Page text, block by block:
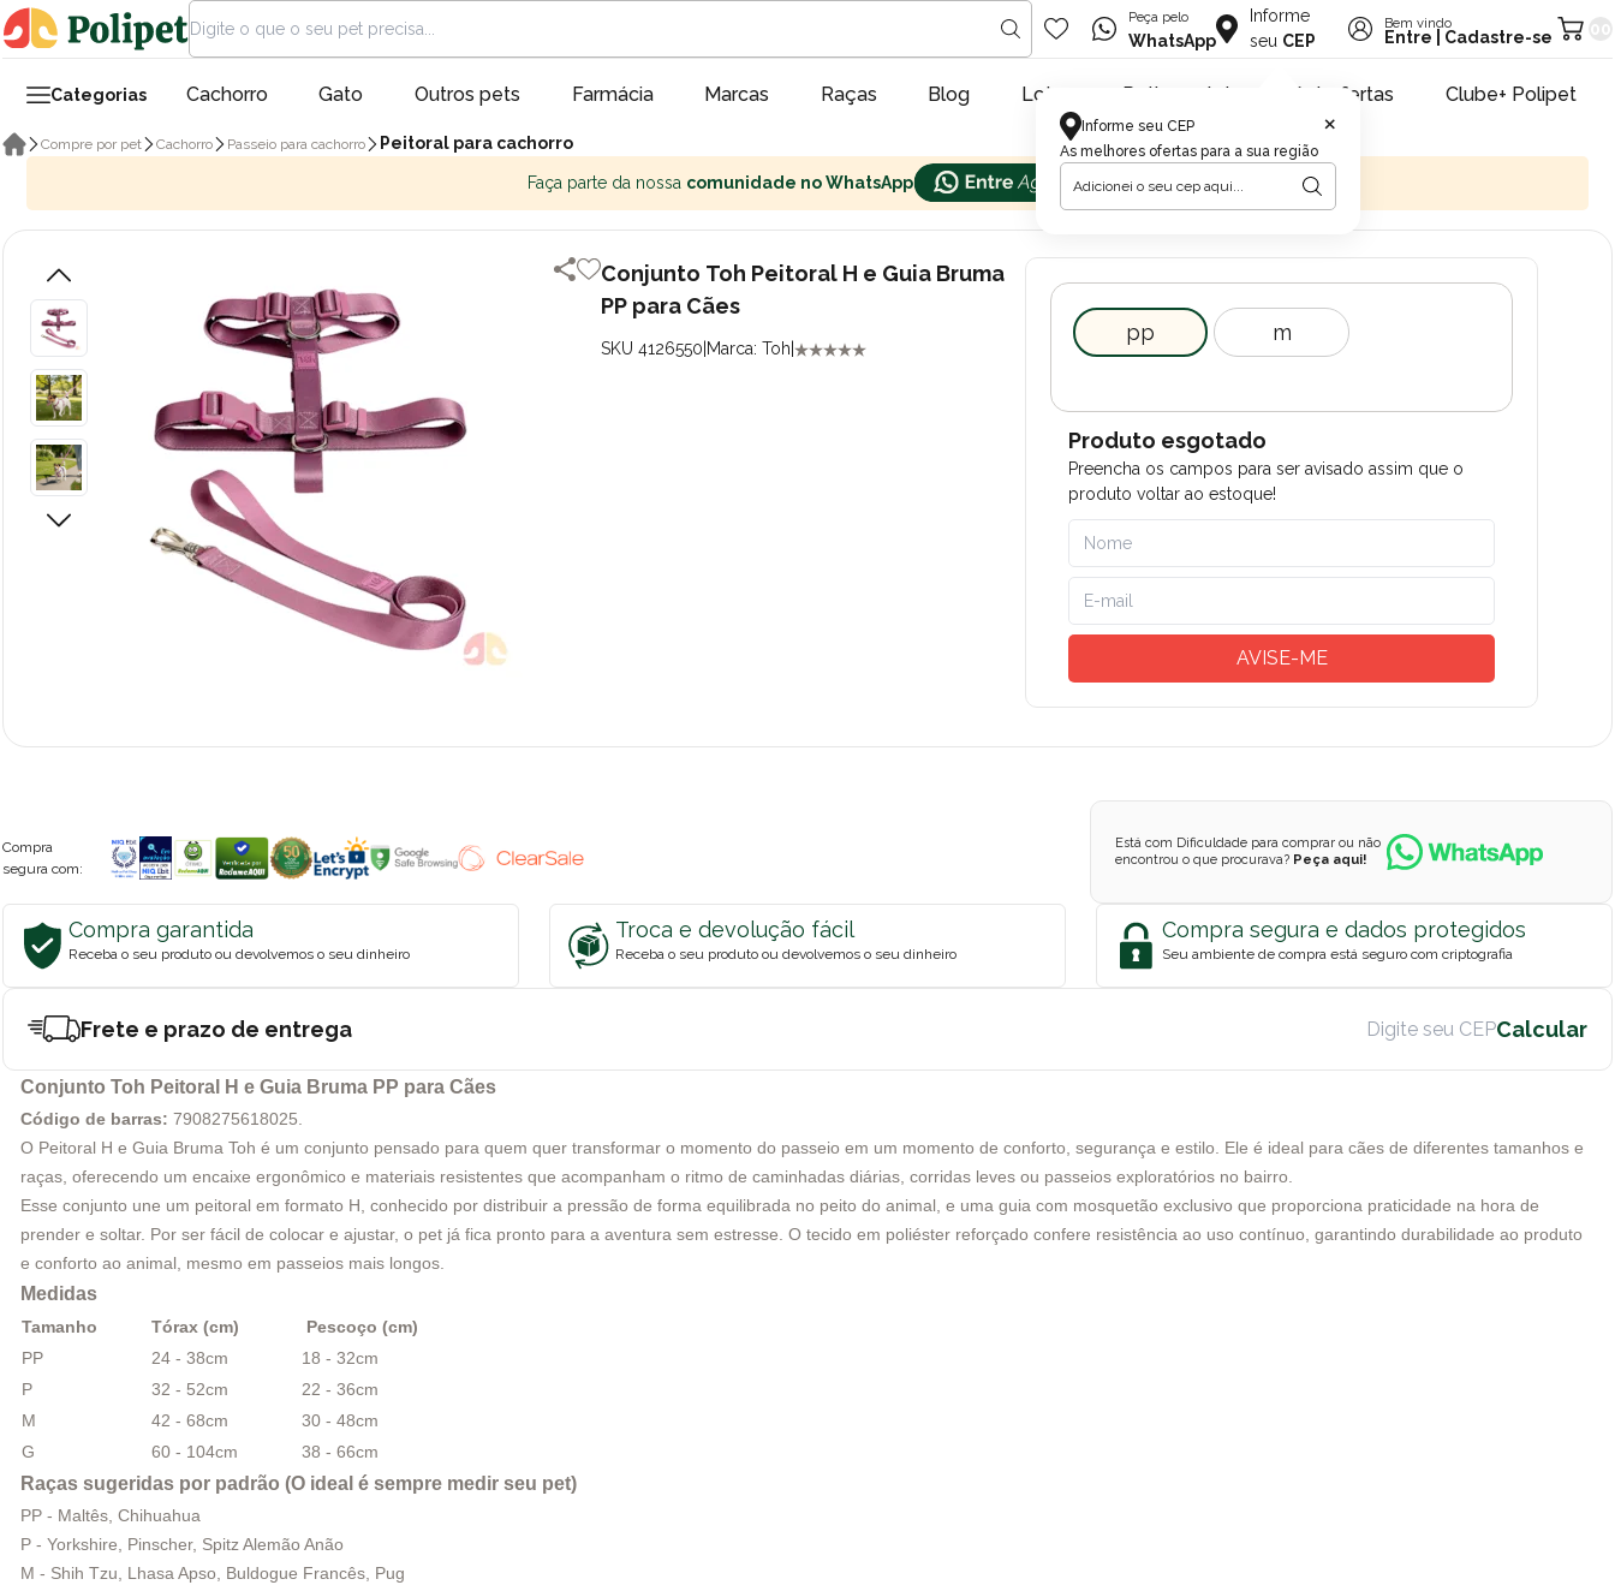
Peça pelo
WhatsApp
Informe
seu CEP
Informe seu CEP
As melhores ofertas para a sua região
×
Bem vindo
Entre Cadastre-se
Categorias Cachorro Gato Outros pets Farmácia Marcas Raças Blog Lojas Retire na loja Pet ofertas Clube+ Polipet
Faça parte da nossa comunidade no WhatsApp
Compre por pet Cachorro Passeio para cachorro Peitoral para cachorro
Conjunto Toh Peitoral H e Guia Bruma
PP para Cães
SKU 4126550 Marca: Toh |
pp m
Produto esgotado
Preencha os campos para ser avisado assim que o
produto voltar ao estoque!
AVISE-ME
Compra
segura com:
Está com Dificuldade para comprar ou não
encontrou o que procurava? Peça aqui!
Compra garantida
Receba o seu produto ou devolvemos o seu dinheiro
Troca e devolução fácil
Receba o seu produto ou devolvemos o seu dinheiro
Compra segura e dados protegidos
Seu ambiente de compra está seguro com criptografia
Frete e prazo de entrega
Conjunto Toh Peitoral H e Guia Bruma PP para Cães
Código de barras: 7908275618025
O Peitoral H e Guia Bruma Toh é um conjunto pensado para quem quer transformar o momento do passeio em um momento de conforto, segurança e estilo. Ele é ideal para cães de diferentes tamanhos e
raças, oferecendo um encaixe ergonômico e materiais resistentes que acompanham o ritmo de caminhadas diárias, corridas leves ou passeios exploratórios no bairro.
Esse conjunto une um peitoral em formato H, conhecido por distribuir a pressão de forma equilibrada no peito do animal, e uma guia com mosquetão exclusivo que proporciona praticidade na hora de
prender e soltar. Por ser fácil de colocar e ajustar, o pet já fica pronto para a aventura sem estresse. O tecido em poliéster reforçado confere resistência ao uso contínuo, garantindo durabilidade ao produto
e conforto ao animal, mesmo em passeios mais longos.
Medidas
Tamanho Tórax (cm)
Pescoço (cm)
PP
24 - 38cm
18 - 32cm
P
32 - 52cm
22 - 36cm
M
42 - 68cm
30 - 48cm
G
60 - 104cm 38 - 66cm
Raças sugeridas por padrão (O ideal é sempre medir seu pet)
PP - Maltês, Chihuahua
P - Yorkshire, Pinscher, Spitz Alemão Anão
M - Shih Tzu, Lhasa Apso, Buldogue Francês, Pug